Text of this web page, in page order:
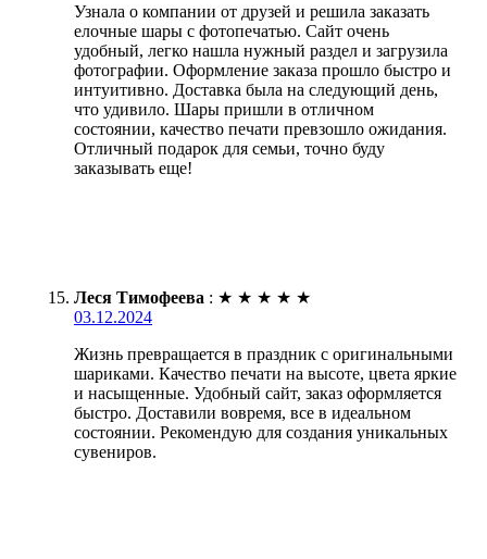
Узнала о компании от друзей и решила заказать
елочные шары с фотопечатью. Сайт очень
удобный, легко нашла нужный раздел и загрузила
фотографии. Оформление заказа прошло быстро и
интуитивно. Доставка была на следующий день,
что удивило. Шары пришли в отличном
состоянии, качество печати превзошло ожидания.
Отличный подарок для семьи, точно буду
заказывать еще!
Леся Тимофеева : ★ ★ ★ ★ ★
03.12.2024
Жизнь превращается в праздник с оригинальными
шариками. Качество печати на высоте, цвета яркие
и насыщенные. Удобный сайт, заказ оформляется
быстро. Доставили вовремя, все в идеальном
состоянии. Рекомендую для создания уникальных
сувениров.